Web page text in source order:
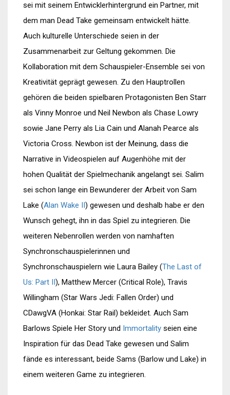
sei mit seinem Entwicklerhintergrund ein Partner, mit
dem man Dead Take gemeinsam entwickelt hätte.
Auch kulturelle Unterschiede seien in der
Zusammenarbeit zur Geltung gekommen. Die
Kollaboration mit dem Schauspieler-Ensemble sei von
Kreativität geprägt gewesen. Zu den Hauptrollen
gehören die beiden spielbaren Protagonisten Ben Starr
als Vinny Monroe und Neil Newbon als Chase Lowry
sowie Jane Perry als Lia Cain und Alanah Pearce als
Victoria Cross. Newbon ist der Meinung, dass die
Narrative in Videospielen auf Augenhöhe mit der
hohen Qualität der Spielmechanik angelangt sei. Salim
sei schon lange ein Bewunderer der Arbeit von Sam
Lake (Alan Wake II) gewesen und deshalb habe er den
Wunsch gehegt, ihn in das Spiel zu integrieren. Die
weiteren Nebenrollen werden von namhaften
Synchronschauspielerinnen und
Synchronschauspielern wie Laura Bailey (The Last of
Us: Part II), Matthew Mercer (Critical Role), Travis
Willingham (Star Wars Jedi: Fallen Order) und
CDawgVA (Honkai: Star Rail) bekleidet. Auch Sam
Barlows Spiele Her Story und Immortality seien eine
Inspiration für das Dead Take gewesen und Salim
fände es interessant, beide Sams (Barlow und Lake) in
einem weiteren Game zu integrieren.